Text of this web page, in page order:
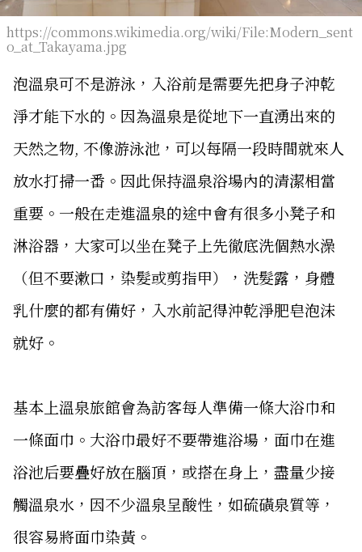
https://commons.wikimedia.org/wiki/File:Modern_sent
o_at_Takayama.jpg
泡溫泉可不是游泳，入浴前是需要先把身子沖乾
淨才能下水的。因為溫泉是從地下一直湧出來的
天然之物, 不像游泳池，可以每隔一段時間就來人
放水打掃一番。因此保持溫泉浴場內的清潔相當
重要。一般在走進溫泉的途中會有很多小凳子和
淋浴器，大家可以坐在凳子上先徹底洗個熱水澡
（但不要漱口，染髮或剪指甲），洗髮露，身體
乳什麼的都有備好，入水前記得沖乾淨肥皂泡沫
就好。
基本上溫泉旅館會為訪客每人準備一條大浴巾和
一條面巾。大浴巾最好不要帶進浴場，面巾在進
浴池后要疊好放在腦頂，或搭在身上，盡量少接
觸溫泉水，因不少溫泉呈酸性，如硫磺泉質等，
很容易將面巾染黃。